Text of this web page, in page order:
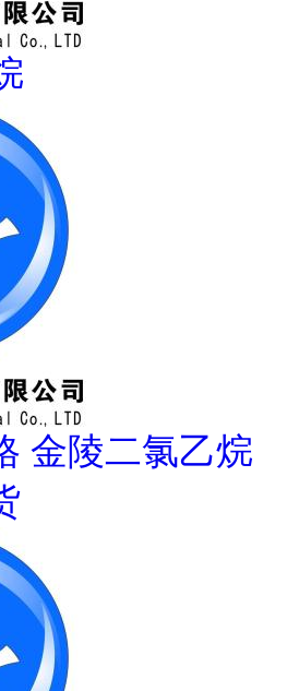
金陵二氯乙烷